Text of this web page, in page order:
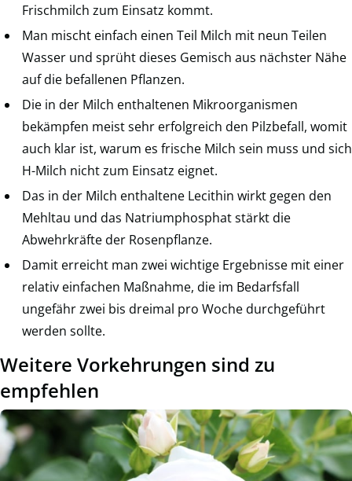
Frischmilch zum Einsatz kommt.
Man mischt einfach einen Teil Milch mit neun Teilen
Wasser und sprüht dieses Gemisch aus nächster Nähe
auf die befallenen Pflanzen.
Die in der Milch enthaltenen Mikroorganismen
bekämpfen meist sehr erfolgreich den Pilzbefall, womit
auch klar ist, warum es frische Milch sein muss und sich
H-Milch nicht zum Einsatz eignet.
Das in der Milch enthaltene Lecithin wirkt gegen den
Mehltau und das Natriumphosphat stärkt die
Abwehrkräfte der Rosenpflanze.
Damit erreicht man zwei wichtige Ergebnisse mit einer
relativ einfachen Maßnahme, die im Bedarfsfall
ungefähr zwei bis dreimal pro Woche durchgeführt
werden sollte.
Weitere Vorkehrungen sind zu
empfehlen